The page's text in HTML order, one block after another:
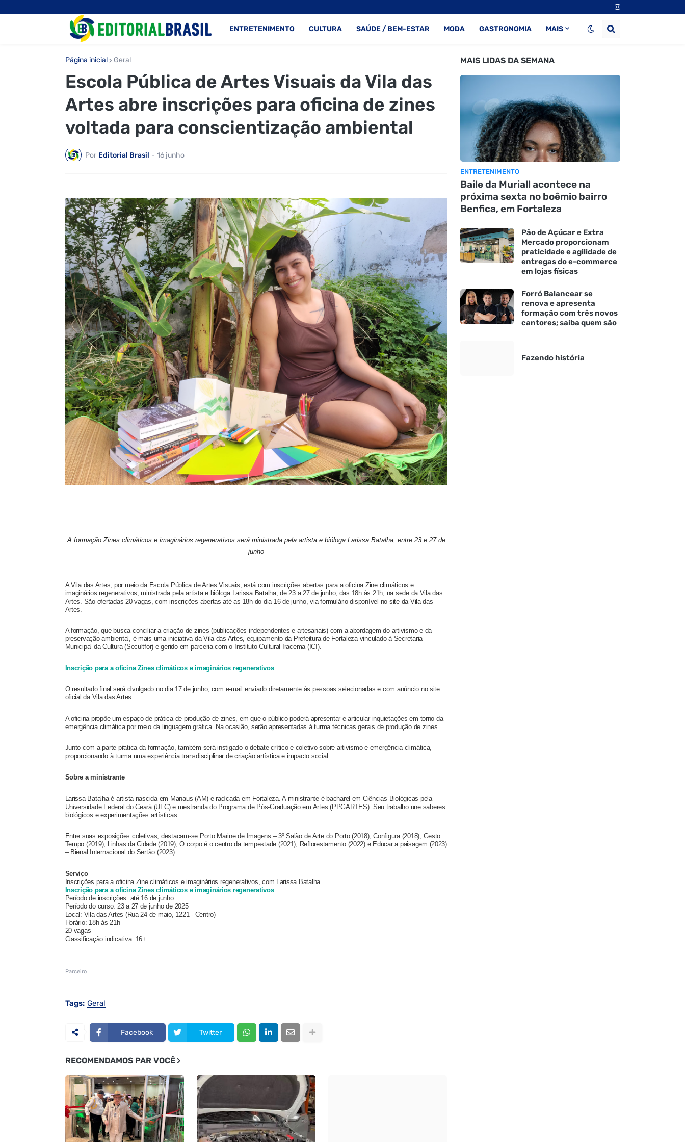
ENTRETENIMENTO CULTURA SAÚDE / BEM-ESTAR MODA GASTRONOMIA MAIS
Página inicial Geral
Escola Pública de Artes Visuais da Vila das
Artes abre inscrições para oficina de zines
voltada para conscientização ambiental
Por Editorial Brasil - 16 junho
A formação Zines climáticos e imaginários regenerativos será ministrada pela artista e bióloga Larissa Batalha, entre 23 e 27 de
junho
A Vila das Artes, por meio da Escola Pública de Artes Visuais, está com inscrições abertas para a oficina Zine climáticos e
imaginários regenerativos, ministrada pela artista e bióloga Larissa Batalha, de 23 a 27 de junho, das 18h às 21h, na sede da Vila das
Artes. São ofertadas 20 vagas, com inscrições abertas até as 18h do dia 16 de junho, via formulário disponível no site da Vila das
Artes.
A formação, que busca conciliar a criação de zines (publicações independentes e artesanais) com a abordagem do artivismo e da
preservação ambiental, é mais uma iniciativa da Vila das Artes, equipamento da Prefeitura de Fortaleza vinculado à Secretaria
Municipal da Cultura (Secultfor) e gerido em parceria com o Instituto Cultural Iracema (ICI).
Inscrição para a oficina Zines climáticos e imaginários regenerativos
O resultado final será divulgado no dia 17 de junho, com e-mail enviado diretamente às pessoas selecionadas e com anúncio no site
oficial da Vila das Artes.
A oficina propõe um espaço de prática de produção de zines, em que o público poderá apresentar e articular inquietações em torno da
emergência climática por meio da linguagem gráfica. Na ocasião, serão apresentadas à turma técnicas gerais de produção de zines.
Junto com a parte pŕatica da formação, também será instigado o debate crítico e coletivo sobre artivismo e emergência climática,
proporcionando à turma uma experiência transdisciplinar de criação artística e impacto social.
Sobre a ministrante
Larissa Batalha é artista nascida em Manaus (AM) e radicada em Fortaleza. A ministrante é bacharel em Ciências Biológicas pela
Universidade Federal do Ceará (UFC) e mestranda do Programa de Pós-Graduação em Artes (PPGARTES). Seu trabalho une saberes
biológicos e experimentações artísticas.
Entre suas exposições coletivas, destacam-se Porto Marine de Imagens – 3º Salão de Arte do Porto (2018), Configura (2018), Gesto
Tempo (2019), Linhas da Cidade (2019), O corpo é o centro da tempestade (2021), Reflorestamento (2022) e Educar a paisagem (2023)
– Bienal Internacional do Sertão (2023).
Serviço
Inscrições para a oficina Zine climáticos e imaginários regenerativos, com Larissa Batalha
Inscrição para a oficina Zines climáticos e imaginários regenerativos
Período de inscrições: até 16 de junho
Período do curso: 23 a 27 de junho de 2025
Local: Vila das Artes (Rua 24 de maio, 1221 - Centro)
Horário: 18h às 21h
20 vagas
Classificação indicativa: 16+
Parceiro
Tags: Geral
Facebook Twitter
RECOMENDAMOS PAR VOCÊ
MAIS LIDAS DA SEMANA
ENTRETENIMENTO
Baile da Muriall acontece na
próxima sexta no boêmio bairro
Benfica, em Fortaleza
Pão de Açúcar e Extra
Mercado proporcionam
praticidade e agilidade de
entregas do e-commerce
em lojas físicas
Forró Balancear se
renova e apresenta
formação com três novos
cantores; saiba quem são
Fazendo história